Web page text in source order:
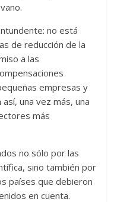
no está
de reducción de la
a las
empresas y
una vez más, una
más
no sólo por las
sino también por
países que debieron
en cuenta.